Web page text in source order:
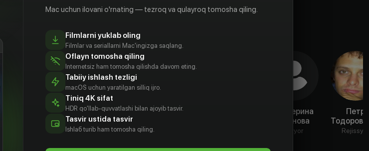
Хлынина
Сергей
Дьяков
Aktyor
Григорий
Екатерина
Чаннова
Aktyor
Петр
Rejissyor
Mac uchun ilovani o'rnating — tezroq va qulayroq tomosha qiling.
Filmlarni yuklab oling
Filmlar va seriallarni Mac'ingizga saqlang.
Oflayn tomosha qiling
Internetsiz ham tomosha qilishda davom eting.
Tabiiy ishlash tezligi
macOS uchun yaratilgan silliq ijro.
Tiniq 4K sifat
HDR qo'llab-quvvatlashi bilan ajoyib tasvir.
Tasvir ustida tasvir
Ishlаб turib ham tomosha qiling.